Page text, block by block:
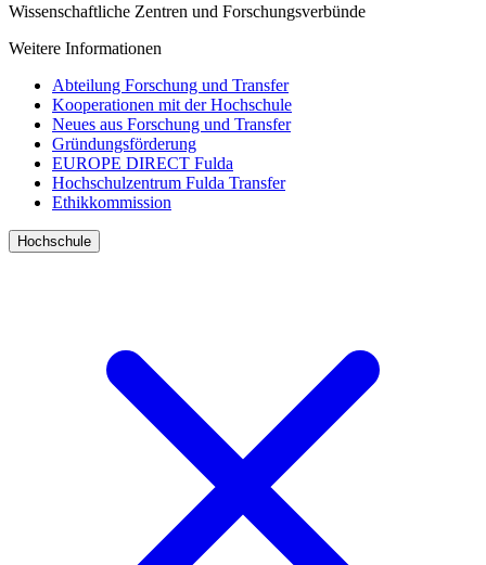
Wissenschaftliche Zentren und Forschungsverbünde
Weitere Informationen
Abteilung Forschung und Transfer
Kooperationen mit der Hochschule
Neues aus Forschung und Transfer
Gründungsförderung
EUROPE DIRECT Fulda
Hochschulzentrum Fulda Transfer
Ethikkommission
Hochschule